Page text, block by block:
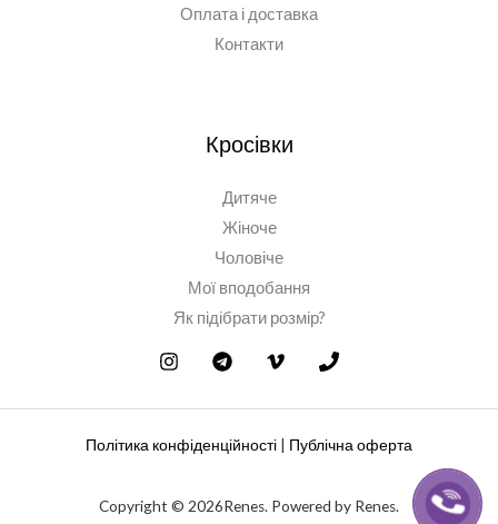
Оплата і доставка
Контакти
Кросівки
Дитяче
Жіноче
Чоловіче
Мої вподобання
Як підібрати розмір?
Політика конфіденційності Публічна оферта
Copyright © 2026Renes. Powered by Renes.